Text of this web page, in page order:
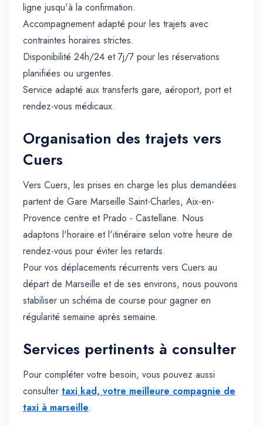
ligne jusqu'à la confirmation.
Accompagnement adapté pour les trajets avec
contraintes horaires strictes.
Disponibilité 24h/24 et 7j/7 pour les réservations
planifiées ou urgentes.
Service adapté aux transferts gare, aéroport, port et
rendez-vous médicaux.
Organisation des trajets vers
Cuers
Vers Cuers, les prises en charge les plus demandées
partent de Gare Marseille Saint-Charles, Aix-en-
Provence centre et Prado - Castellane. Nous
adaptons l'horaire et l'itinéraire selon votre heure de
rendez-vous pour éviter les retards.
Pour vos déplacements récurrents vers Cuers au
départ de Marseille et de ses environs, nous pouvons
stabiliser un schéma de course pour gagner en
régularité semaine après semaine.
Services pertinents à consulter
Pour compléter votre besoin, vous pouvez aussi
consulter taxi kad, votre meilleure compagnie de
taxi à marseille.